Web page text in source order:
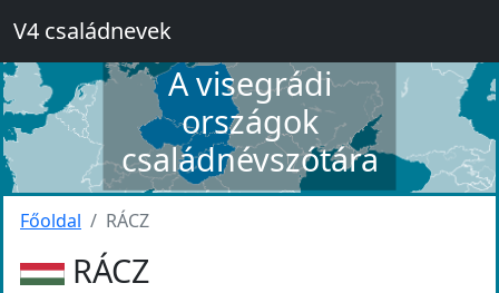
V4 családnevek
A visegrádi
országok
családnévszótára
Főoldal RÁCZ
RÁCZ